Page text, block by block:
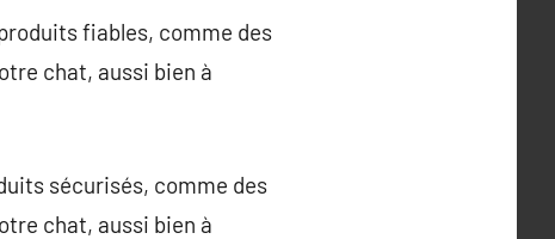
fiables, comme des
chat, aussi bien à
sécurisés, comme des
chat, aussi bien à